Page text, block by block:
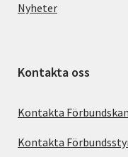
Nyheter
Kontakta oss
Kontakta
Kontakta